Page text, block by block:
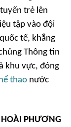
trẻ lên
tập vào đội
tế, khẳng
Thông tin
khu vực, đóng
thao nước
HOÀI PHƯƠNG